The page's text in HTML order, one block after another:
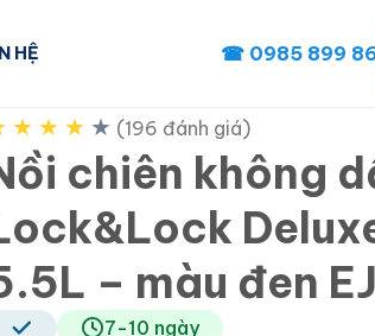
HỆ ☎ 0985 899
★ ★ ★ ★ (196 đánh giá)
chiên không
– màu đen
7-10 ngày